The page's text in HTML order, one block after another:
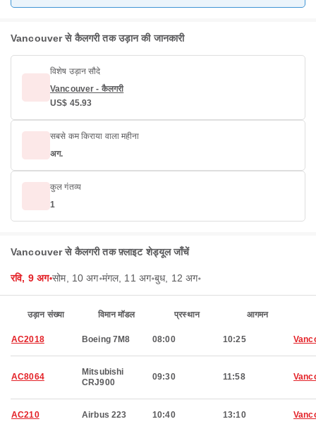
Vancouver से कैलगरी तक उड़ान की जानकारी
विशेष उड़ान सौदे
Vancouver - कैलगरी
US$ 45.93
सबसे कम किराया वाला महीना
अग.
कुल गंतव्य
1
Vancouver से कैलगरी तक फ़्लाइट शेड्यूल जाँचें
रवि, 9 अग॰सोम, 10 अग॰मंगल, 11 अग॰बुध, 12 अग॰
उड़ान संख्या विमान मॉडल प्रस्थान आगमन
AC2018 Boeing 7M8 08:00 10:25
AC8064
Mitsubishi
CRJ900
09:30 11:58
AC210 Airbus 223 10:40 13:10